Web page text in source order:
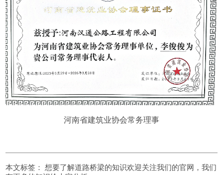
河南省建筑业协会常务理事
本文标签：想要了解道路桥梁的知识欢迎关注我们的官网，我们